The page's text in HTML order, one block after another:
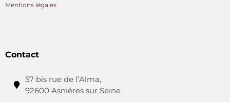
Mentions légales
Contact
57 bis rue de l’Alma,
92600 Asnières sur Seine